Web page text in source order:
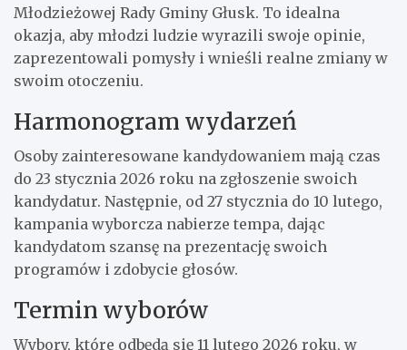
Młodzieżowej Rady Gminy Głusk. To idealna
okazja, aby młodzi ludzie wyrazili swoje opinie,
zaprezentowali pomysły i wnieśli realne zmiany w
swoim otoczeniu.
Harmonogram wydarzeń
Osoby zainteresowane kandydowaniem mają czas
do 23 stycznia 2026 roku na zgłoszenie swoich
kandydatur. Następnie, od 27 stycznia do 10 lutego,
kampania wyborcza nabierze tempa, dając
kandydatom szansę na prezentację swoich
programów i zdobycie głosów.
Termin wyborów
Wybory, które odbędą się 11 lutego 2026 roku, w